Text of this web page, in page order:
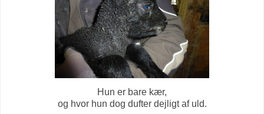
Hun er bare kær,
og hvor hun dog dufter dejligt af uld.